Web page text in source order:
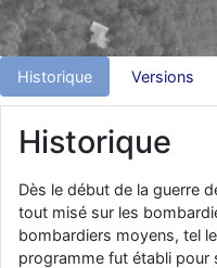
d9pouces : Joyeux Noël à
: mais tu peux
comme le Prytanée dans la
scientifique, tu as donc
passionnée par l'aviation
le lycée pour s'orienter et
d9pouces : lesquels, par
Historique Versions
Historique
Dès le début de la guerre
tout misé sur les
bombardiers moyens, tel
programme fut établi pour